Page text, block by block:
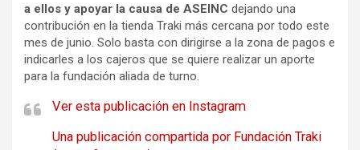
a ellos y apoyar la causa de ASEINC dejando una
contribución en la tienda Traki más cercana por todo este
mes de junio. Solo basta con dirigirse a la zona de pagos e
indicarles a los cajeros que se quiere realizar un aporte
para la fundación aliada de turno.
Ver esta publicación en Instagram
Una publicación compartida por Fundación Traki